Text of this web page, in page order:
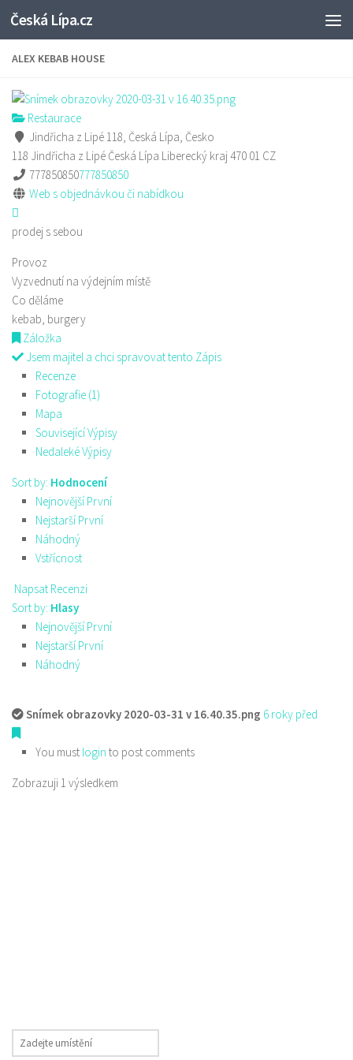
Skip to content
Česká Lípa.cz
ALEX KEBAB HOUSE
Restaurace
Jindřicha z Lipé 118, Česká Lípa, Česko
118 Jindřicha z Lipé Česká Lípa Liberecký kraj470 01 CZ
777850850777850850
Web s objednávkou či nabídkou
prodej s sebou
Provoz
Vyzvednutí na výdejním místě
Co děláme
kebab, burgery
Záložka
Jsem majitel a chci spravovat tento Zápis
Recenze
Fotografie (1)
Mapa
Související Výpisy
Nedaleké Výpisy
Sort by: Hodnocení
Nejnovější První
Nejstarší První
Náhodný
Vstřícnost
Napsat Recenzi
Sort by: Hlasy
Nejnovější První
Nejstarší První
Náhodný
Snímek obrazovky 2020-03-31 v 16.40.35.png 6 roky před
You must login to post comments
Zobrazuji 1 výsledkem